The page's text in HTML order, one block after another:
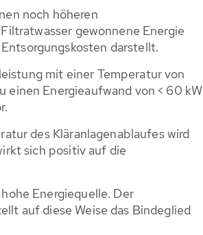
noch höheren
gewonnene Energie
darstellt.
mit einer Temperatur von
einen Energieaufwand von < 60 kW
des Kläranlagenablaufes wird
sich positiv auf die
Energiequelle. Der
auf diese Weise das Bindeglied